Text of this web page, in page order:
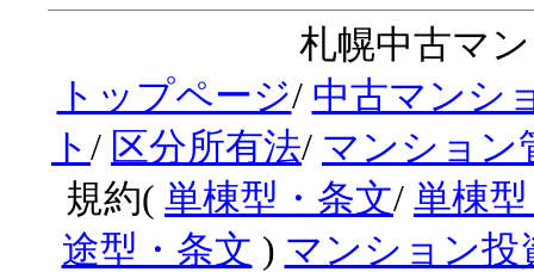
札幌中古マ
トップページ/ 中古マンシ
ト / 区分所有法/ マンション
規約( 単棟型・条文/ 単棟
途型・条文 ) マンション投